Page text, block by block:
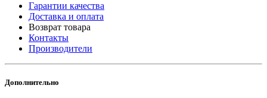
Гарантии качества
Доставка и оплата
Возврат товара
Контакты
Производители
Дополнительно